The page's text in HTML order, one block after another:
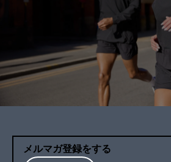
メルマガ登録をする